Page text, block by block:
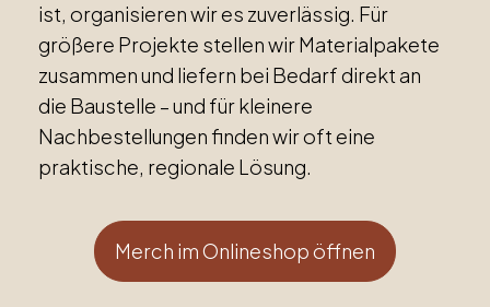
ist, organisieren wir es zuverlässig. Für
größere Projekte stellen wir Materialpakete
zusammen und liefern bei Bedarf direkt an
die Baustelle – und für kleinere
Nachbestellungen finden wir oft eine
praktische, regionale Lösung.
Merch im Onlineshop öffnen